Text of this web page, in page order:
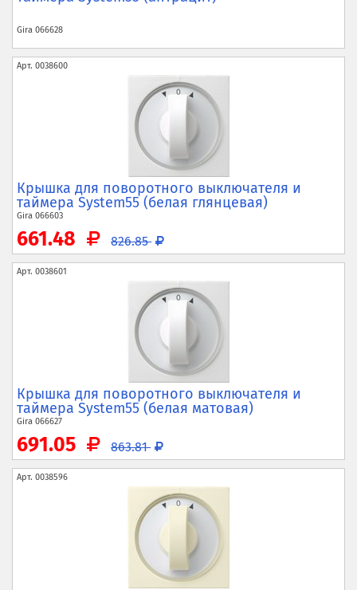
Gira 066628
Арт. 0038600
Крышка для поворотного выключателя и
таймера System55 (белая глянцевая)
Gira 066603
661.48 826.85
Арт. 0038601
Крышка для поворотного выключателя и
таймера System55 (белая матовая)
Gira 066627
691.05 863.81
Арт. 0038596